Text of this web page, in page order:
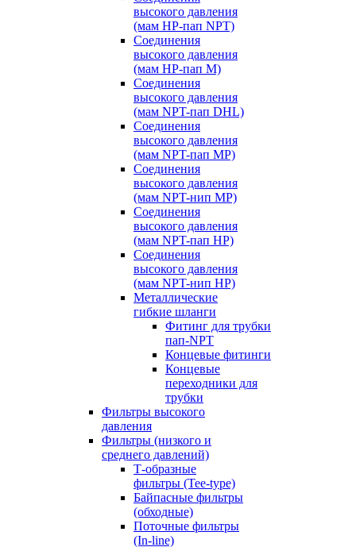
высокого давления
(мам HP-пап NPT)
Соединения
высокого давления
(мам HP-пап M)
Соединения
высокого давления
(мам NPT-пап DHL)
Соединения
высокого давления
(мам NPT-пап MP)
Соединения
высокого давления
(мам NPT-нип MP)
Соединения
высокого давления
(мам NPT-пап HP)
Соединения
высокого давления
(мам NPT-нип HP)
Металлические
гибкие шланги
Фитинг для трубки
пап-NPT
Концевые фитинги
Концевые
переходники для
трубки
Фильтры высокого
давления
Фильтры (низкого и
среднего давлений)
Т-образные
фильтры (Tee-type)
Байпасные фильтры
(обходные)
Поточные фильтры
(In-line)